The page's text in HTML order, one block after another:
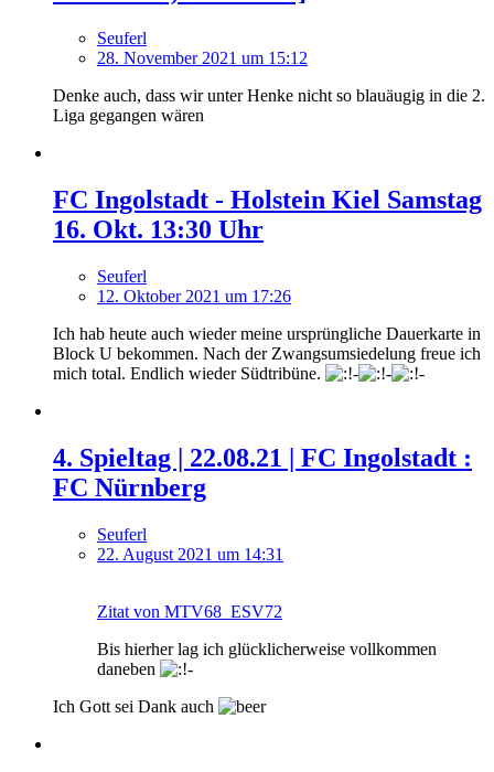
Seuferl
28. November 2021 um 15:12
Denke auch, dass wir unter Henke nicht so blauäugig in die 2.
Liga gegangen wären
FC Ingolstadt - Holstein Kiel Samstag
16. Okt. 13:30 Uhr
Seuferl
12. Oktober 2021 um 17:26
Ich hab heute auch wieder meine ursprüngliche Dauerkarte in
Block U bekommen. Nach der Zwangsumsiedelung freue ich
mich total. Endlich wieder Südtribüne.
4. Spieltag | 22.08.21 | FC Ingolstadt :
FC Nürnberg
Seuferl
22. August 2021 um 14:31
Zitat von MTV68_ESV72
Bis hierher lag ich glücklicherweise vollkommen
daneben
Ich Gott sei Dank auch